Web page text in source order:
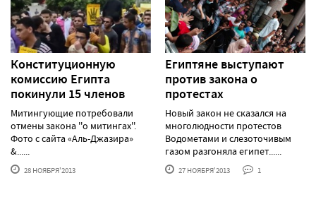
Конституционную
комиссию Египта
покинули 15 членов
Митингующие потребовали
отмены закона ''о митингах''.
Фото с сайта «Аль-Джазира»
&......
28 НОЯБРЯ'2013
Египтяне выступают
против закона о
протестах
Новый закон не сказался на
многолюдности протестов
Водометами и слезоточивым
газом разгоняла египет......
27 НОЯБРЯ'2013 1